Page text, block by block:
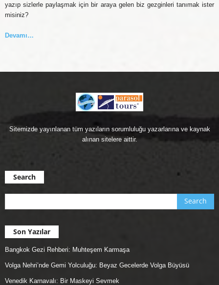
yazıp sizlerle paylaşmak için bir araya gelen biz gezginleri tanımak ister
misiniz?
Devamı…
Sitemizde yayınlanan tüm yazıların sorumluluğu yazarlarına ve kaynak
alınan sitelere aittir.
Search
Son Yazılar
Bangkok Gezi Rehberi: Muhteşem Karmaşa
Volga Nehri’nde Gemi Yolculuğu: Beyaz Gecelerde Volga Büyüsü
Venedik Karnavalı: Bir Maskeyi Sevmek